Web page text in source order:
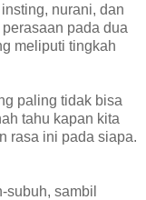
nurani, dan
pada dua
meliputi tingkah
paling tidak bisa
tahu kapan kita
rasa ini pada siapa.
subuh, sambil